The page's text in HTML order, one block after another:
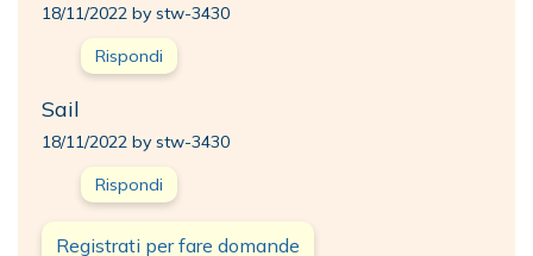
18/11/2022 by stw-3430
Rispondi
Sail
18/11/2022 by stw-3430
Rispondi
Registrati per fare domande